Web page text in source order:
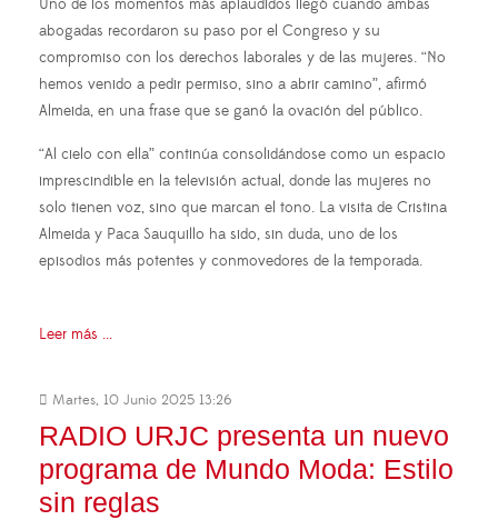
Uno de los momentos más aplaudidos llegó cuando ambas
abogadas recordaron su paso por el Congreso y su
compromiso con los derechos laborales y de las mujeres. “No
hemos venido a pedir permiso, sino a abrir camino”, afirmó
Almeida, en una frase que se ganó la ovación del público.
“Al cielo con ella” continúa consolidándose como un espacio
imprescindible en la televisión actual, donde las mujeres no
solo tienen voz, sino que marcan el tono. La visita de Cristina
Almeida y Paca Sauquillo ha sido, sin duda, uno de los
episodios más potentes y conmovedores de la temporada.
Leer más ...
Martes, 10 Junio 2025 13:26
RADIO URJC presenta un nuevo
programa de Mundo Moda: Estilo
sin reglas